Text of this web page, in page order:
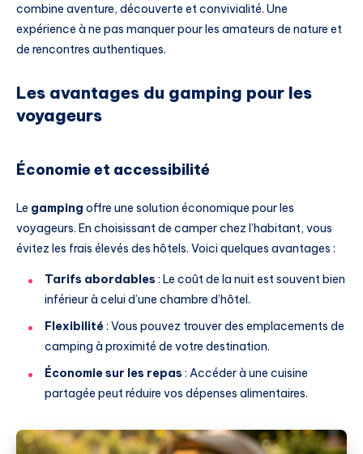
combine aventure, découverte et convivialité. Une
expérience à ne pas manquer pour les amateurs de nature et
de rencontres authentiques.
Les avantages du gamping pour les
voyageurs
Économie et accessibilité
Le gamping offre une solution économique pour les
voyageurs. En choisissant de camper chez l’habitant, vous
évitez les frais élevés des hôtels. Voici quelques avantages :
Tarifs abordables : Le coût de la nuit est souvent bien
inférieur à celui d’une chambre d’hôtel.
Flexibilité: Vous pouvez trouver des emplacements de
camping à proximité de votre destination.
Économie sur les repas : Accéder à une cuisine
partagée peut réduire vos dépenses alimentaires.